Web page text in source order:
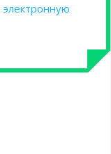
электронную